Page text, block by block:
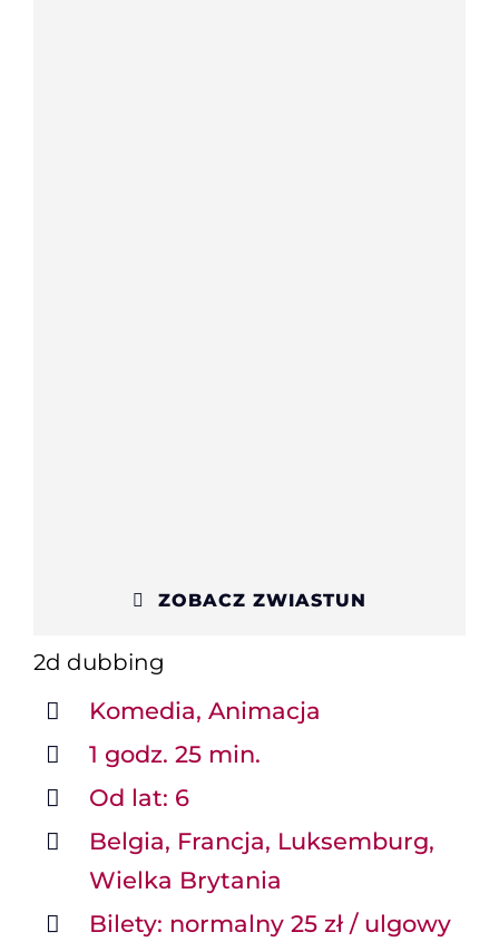
ZOBACZ ZWIASTUN
2d dubbing
Komedia, Animacja
1 godz. 25 min.
Od lat: 6
Belgia, Francja, Luksemburg,
Wielka Brytania
Bilety: normalny 25 zł / ulgowy